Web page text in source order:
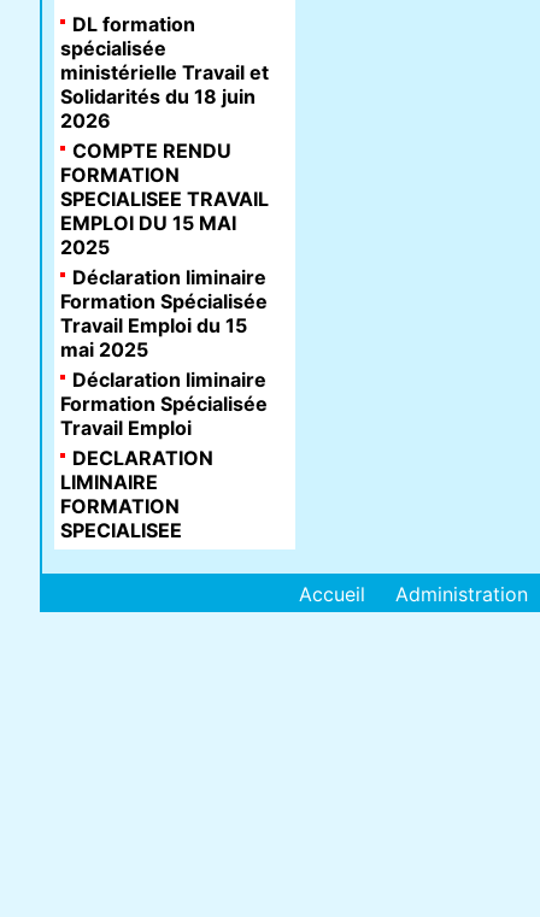
DL formation
spécialisée
ministérielle Travail et
Solidarités du 18 juin
2026
COMPTE RENDU
FORMATION
SPECIALISEE TRAVAIL
EMPLOI DU 15 MAI
2025
Déclaration liminaire
Formation Spécialisée
Travail Emploi du 15
mai 2025
Déclaration liminaire
Formation Spécialisée
Travail Emploi
DECLARATION
LIMINAIRE
FORMATION
SPECIALISEE
Accueil Administration